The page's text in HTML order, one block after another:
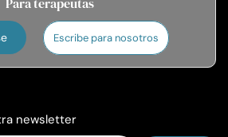
Escribe para nosotros
newsletter